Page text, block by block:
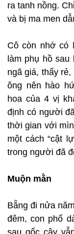
ra tanh nồng.
và bị ma men
Cô còn nhớ có
làm phụ hồ
ngã giá, thấy
ông nên hào
hoa của 4 vị
định có người
thời gian với
một cách “cật
trong người đã
Muộn mằn
Bẵng đi nửa
đêm, con phố
sau gốc cây